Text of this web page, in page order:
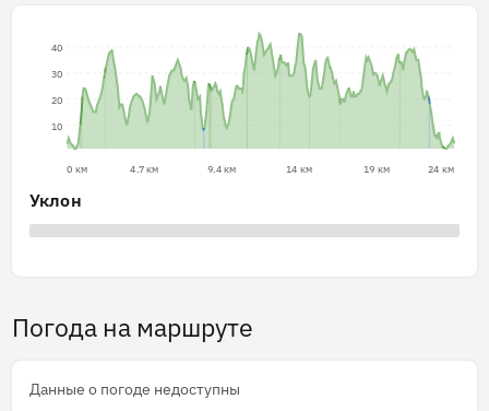
10
20
30
40
0 км 4.7 км 9.4 км 14 км 19 км 24 км
Уклон
Погода на маршруте
Данные о погоде недоступны